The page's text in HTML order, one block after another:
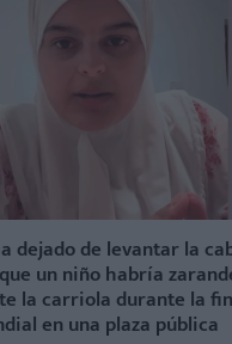
dejado de levantar la
un niño habría
la carriola durante la
en una plaza pública